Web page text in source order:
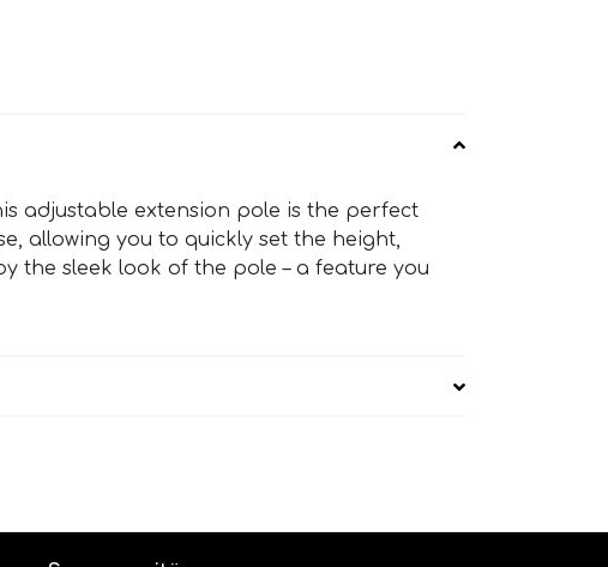
adjustable extension pole is the perfect
allowing you to quickly set the height,
the sleek look of the pole – a feature you